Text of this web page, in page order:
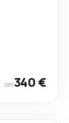
от340 €